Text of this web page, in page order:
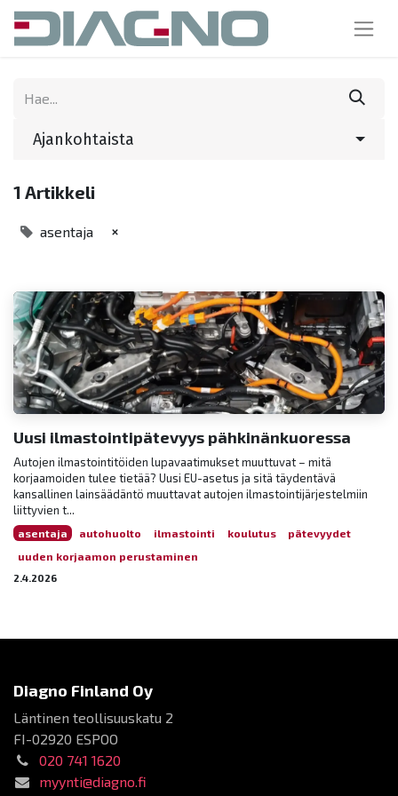
Ajankohtaista
1 Artikkeli
asentaja ×
Uusi ilmastointipätevyys pähkinänkuoressa
Autojen ilmastointitöiden lupavaatimukset muuttuvat – mitä
korjaamoiden tulee tietää? Uusi EU-asetus ja sitä täydentävä
kansallinen lainsäädäntö muuttavat autojen ilmastointijärjestelmiin
liittyvien t...
asentaja autohuolto ilmastointi koulutus
pätevyydet
uuden korjaamon perustaminen
2.4.2026
Diagno Finland Oy
Läntinen teollisuuskatu 2
FI-02920 ESPOO
020 741 1620
myynti@diagno.fi